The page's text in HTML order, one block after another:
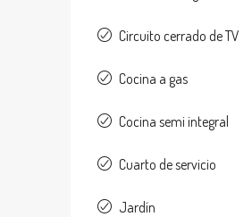
Circuito cerrado de TV
Cocina a gas
Cocina semi integral
Cuarto de servicio
Jardín